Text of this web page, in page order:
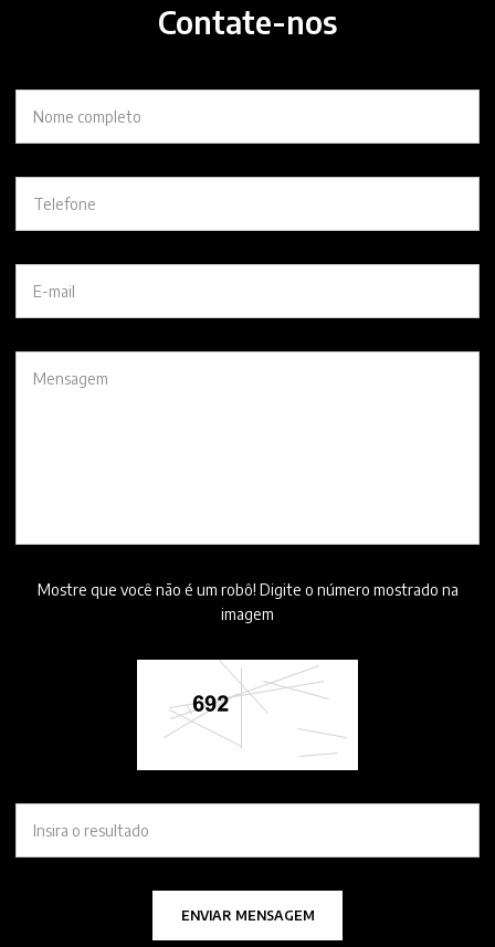
Contate-nos
Mostre que você não é um robô! Digite o número mostrado na
imagem
ENVIAR MENSAGEM